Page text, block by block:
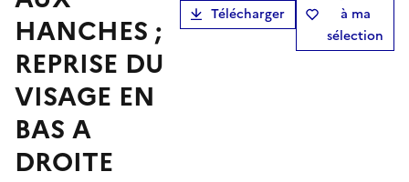
HANCHES ;
REPRISE DU
VISAGE EN
BAS A
DROITE
Télécharger
à ma
sélection